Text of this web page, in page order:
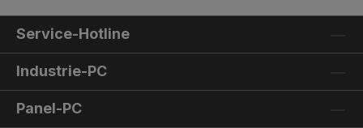
Service-Hotline
Industrie-PC
Panel-PC